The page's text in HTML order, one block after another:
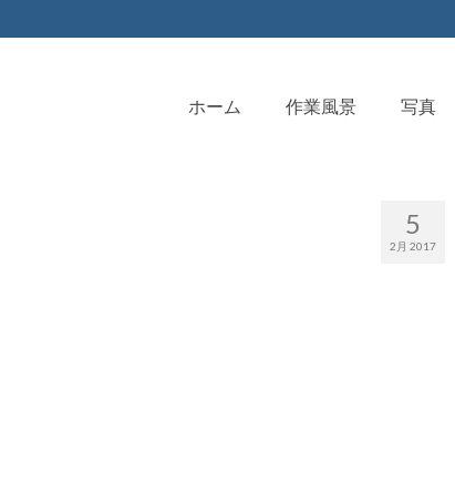
ホーム 作業風景 写真
5
2月 2017